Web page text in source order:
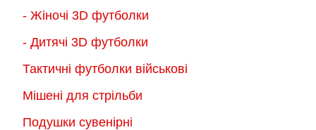
- Жіночі 3D футболки
- Дитячі 3D футболки
Тактичні футболки військові
Мішені для стрільби
Подушки сувенірні